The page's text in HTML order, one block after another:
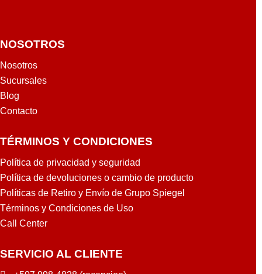
NOSOTROS
Nosotros
Sucursales
Blog
Contacto
TÉRMINOS Y CONDICIONES
Política de privacidad y seguridad
Política de devoluciones o cambio de producto
Políticas de Retiro y Envío de Grupo Spiegel
Términos y Condiciones de Uso
Call Center
SERVICIO AL CLIENTE